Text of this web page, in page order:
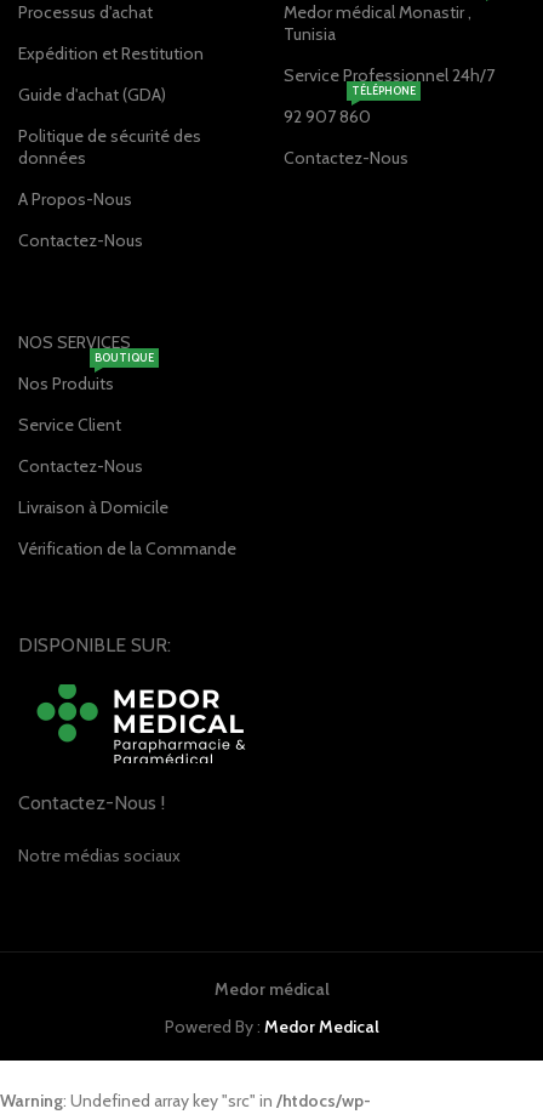
Processus d'achat
Expédition et Restitution
Guide d'achat (GDA)
Politique de sécurité des
données
A Propos-Nous
Contactez-Nous
Medor médical Monastir ,
Tunisia
Service Professionnel 24h/7
92 907 860
TÉLÉPHONE
Contactez-Nous
NOS SERVICES
Nos Produits
BOUTIQUE
Service Client
Contactez-Nous
Livraison à Domicile
Vérification de la Commande
DISPONIBLE SUR:
Contactez-Nous !
Notre médias sociaux
Medor médical
Powered By : Medor Medical
Warning: Undefined array key "src" in /htdocs/wp-